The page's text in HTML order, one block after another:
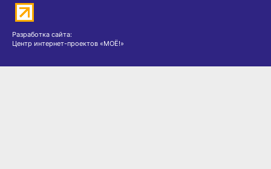
Разработка сайта:
Центр интернет-проектов «МОЁ!»